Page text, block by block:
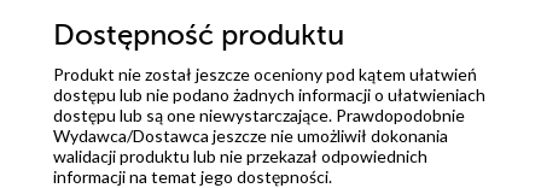
Dostępność produktu
Produkt nie został jeszcze oceniony pod kątem ułatwień
dostępu lub nie podano żadnych informacji o ułatwieniach
dostępu lub są one niewystarczające. Prawdopodobnie
Wydawca/Dostawca jeszcze nie umożliwił dokonania
walidacji produktu lub nie przekazał odpowiednich
informacji na temat jego dostępności.